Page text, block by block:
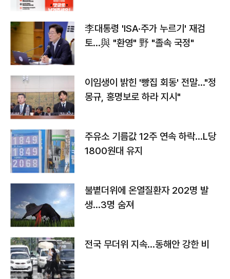
李대통령 'ISA·주가 누르기' 재검
토…與 "환영" 野 "졸속 국정"
이임생이 밝힌 '빵집 회동' 전말…"정
몽규, 홍명보로 하라 지시"
주유소 기름값 12주 연속 하락…L당
1800원대 유지
불볕더위에 온열질환자 202명 발
생…3명 숨져
전국 무더위 지속…동해안 강한 비